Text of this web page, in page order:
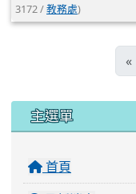
3172 /教務處)
«
::: 主選單
首頁